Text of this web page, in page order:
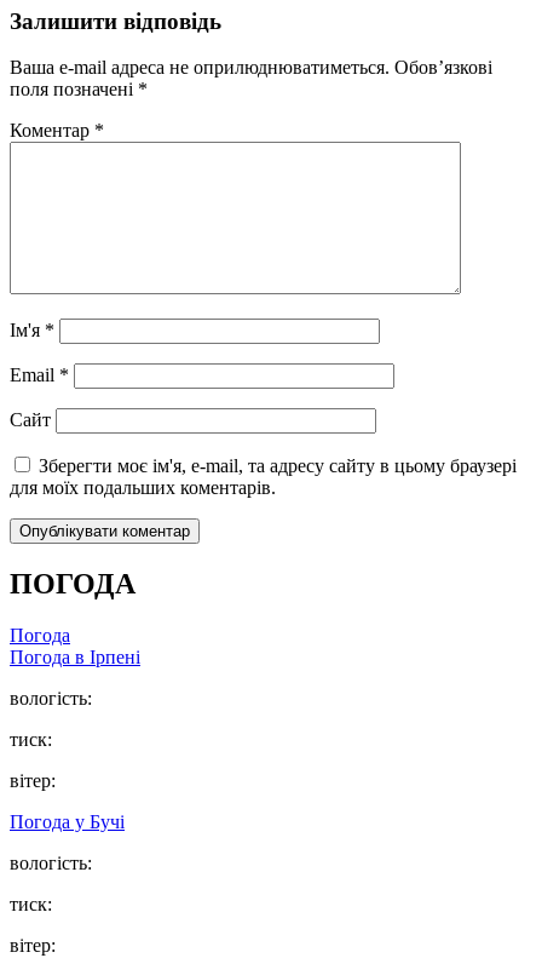
Залишити відповідь
Ваша e-mail адреса не оприлюднюватиметься. Обов’язкові
поля позначені *
Коментар *
Ім'я *
Email *
Сайт
Зберегти моє ім'я, e-mail, та адресу сайту в цьому браузері
для моїх подальших коментарів.
ПОГОДА
Погода
Погода в Ірпені
вологість:
тиск:
вітер:
Погода у Бучі
вологість:
тиск:
вітер: